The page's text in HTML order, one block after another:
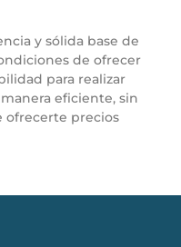
y sólida base de
de ofrecer
para realizar
eficiente, sin
ofrecerte precios